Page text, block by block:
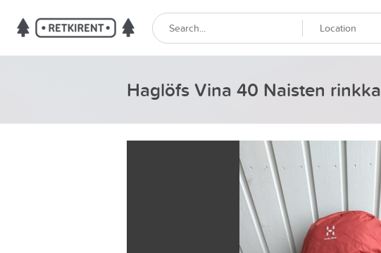
Haglöfs Vina 40 Naisten rinkka